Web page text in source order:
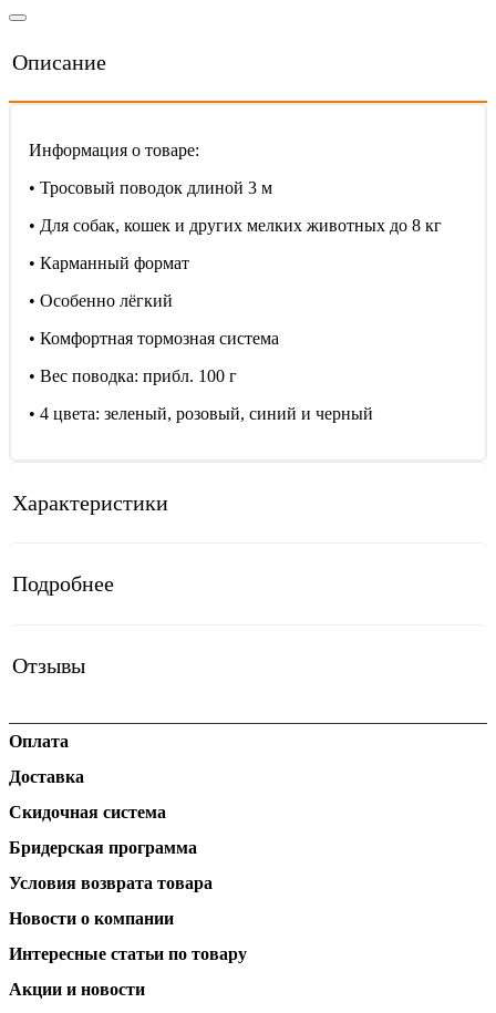
Описание
Информация о товаре:
• Тросовый поводок длиной 3 м
• Для собак, кошек и других мелких животных до 8 кг
• Карманный формат
• Особенно лёгкий
• Комфортная тормозная система
• Вес поводка: прибл. 100 г
• 4 цвета: зеленый, розовый, синий и черный
Характеристики
Подробнее
Отзывы
Оплата
Доставка
Скидочная система
Бридерская программа
Условия возврата товара
Новости о компании
Интересные статьи по товару
Акции и новости